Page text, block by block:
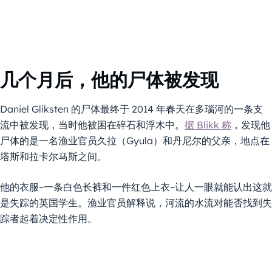
几个月后，他的尸体被发现
Daniel Gliksten 的尸体最终于 2014 年春天在多瑙河的一条支
流中被发现，当时他被困在碎石和浮木中。 据 Blikk 称 ，发现他
尸体的是一名渔业官员久拉（Gyula）和丹尼尔的父亲，地点在
塔斯和拉卡尔马斯之间。
他的衣服–一条白色长裤和一件红色上衣–让人一眼就能认出这就
是失踪的英国学生。渔业官员解释说，河流的水流对能否找到失
踪者起着决定性作用。